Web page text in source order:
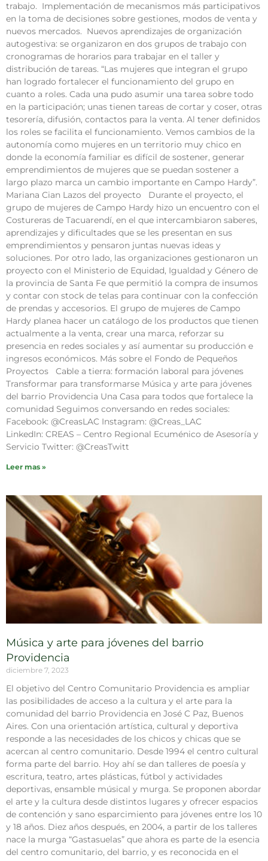
trabajo. Implementación de mecanismos más participativos
en la toma de decisiones sobre gestiones, modos de venta y
nuevos mercados. Nuevos aprendizajes de organización
autogestiva: se organizaron en dos grupos de trabajo con
cronogramas de horarios para trabajar en el taller y
distribución de tareas. “Las mujeres que integran el grupo
han logrado fortalecer el funcionamiento del grupo en
cuanto a roles. Cada una pudo asumir una tarea sobre todo
en la participación; unas tienen tareas de cortar y coser, otras
tesorería, difusión, contactos para la venta. Al tener definidos
los roles se facilita el funcionamiento. Vemos cambios de la
autonomía como mujeres en un territorio muy chico en
donde la economía familiar es difícil de sostener, generar
emprendimientos de mujeres que se puedan sostener a
largo plazo marca un cambio importante en Campo Hardy”.
Mariana Cian Lazos del proyecto Durante el proyecto, el
grupo de mujeres de Campo Hardy hizo un encuentro con el
Costureras de Tacuarendí, en el que intercambiaron saberes,
aprendizajes y dificultades que se les presentan en sus
emprendimientos y pensaron juntas nuevas ideas y
soluciones. Por otro lado, las organizaciones gestionaron un
proyecto con el Ministerio de Equidad, Igualdad y Género de
la provincia de Santa Fe que permitió la compra de insumos
y contar con stock de telas para continuar con la confección
de prendas y accesorios. El grupo de mujeres de Campo
Hardy planea hacer un catálogo de los productos que tienen
actualmente a la venta, crear una marca, reforzar su
presencia en redes sociales y así aumentar su producción e
ingresos económicos. Más sobre el Fondo de Pequeños
Proyectos Cable a tierra: formación laboral para jóvenes
Transformar para transformarse Música y arte para jóvenes
del barrio Providencia Una Casa para todos que fortalece la
comunidad Seguimos conversando en redes sociales:
Facebook: @CreasLAC Instagram: @Creas_LAC
LinkedIn: CREAS – Centro Regional Ecuménico de Asesoría y
Servicio Twitter: @CreasTwitt
Leer mas »
Música y arte para jóvenes del barrio
Providencia
diciembre 7, 2023
El objetivo del Centro Comunitario Providencia es ampliar
las posibilidades de acceso a la cultura y el arte para la
comunidad del barrio Providencia en José C Paz, Buenos
Aires. Con una orientación artística, cultural y deportiva
responde a las necesidades de los chicos y chicas que se
acercan al centro comunitario. Desde 1994 el centro cultural
forma parte del barrio. Hoy ahí se dan talleres de poesía y
escritura, teatro, artes plásticas, fútbol y actividades
deportivas, ensamble músical y murga. Se proponen abordar
el arte y la cultura desde distintos lugares y ofrecer espacios
de contención y sano esparcimiento para jóvenes entre los 10
y 18 años. Diez años después, en 2004, a partir de los talleres
nace la murga “Gastasuelas” que ahora es parte de la esencia
del centro comunitario, del barrio, y es reconocida en el